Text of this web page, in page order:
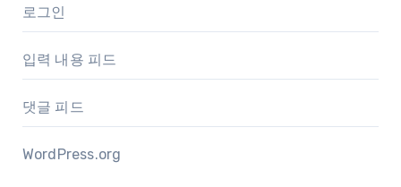
로그인
입력 내용 피드
댓글 피드
WordPress.org